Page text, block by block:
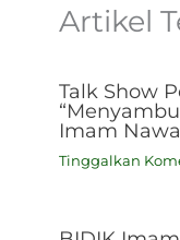
Artikel
Talk Show
Imam
Tinggalkan